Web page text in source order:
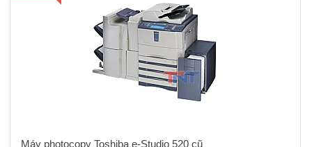
Máy photocopy Toshiba e-Studio 520 cũ